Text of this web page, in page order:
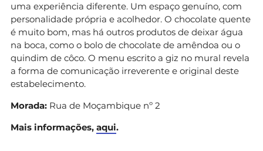
uma experiência diferente. Um espaço genuíno, com
personalidade própria e acolhedor. O chocolate quente
é muito bom, mas há outros produtos de deixar água
na boca, como o bolo de chocolate de amêndoa ou o
quindim de côco. O menu escrito a giz no mural revela
a forma de comunicação irreverente e original deste
estabelecimento.
Morada: Rua de Moçambique nº 2
Mais informações, aqui.